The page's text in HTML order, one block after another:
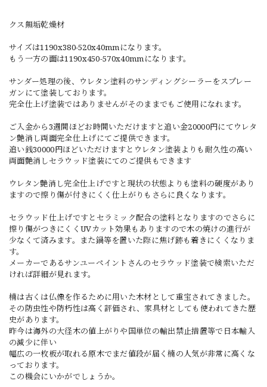
クス無垢乾燥材
サイズは1190x380-520x40mmになります。
もう一方の面は1190x450-570x40mmになります。
サンダー処理の後、ウレタン塗料のサンディングシーラーをスプレー
ガンにて塗装しております。
完全仕上げ塗装ではありませんがそのままでもご使用になれます。
ご入金から3週間ほどお時間いただけますと追い金20000円にてウレタ
ン艶消し両面完全仕上げにてご提供できます。
追い銭30000円ほどいただけますとウレタン塗装よりも耐久性の高い
両面艶消しセラウッド塗装にてのご提供もできます
ウレタン艶消し完全仕上げですと現状の状態よりも塗料の硬度があり
ますので擦り傷が付きにくく仕上がりもさらに良くなります。
セラウッド仕上げですとセラミック配合の塗料となりますのでさらに
擦り傷がつきにくくUVカット効果もありますので木の焼けの進行が
少なくて済みます。また鍋等を置いた際に焦げ跡も着きにくくなりま
す。
メーカーであるサンユーペイントさんのセラウッド塗装で検索いただ
ければ詳細が見れます。
楠は古くは仏像を作るために用いた木材として重宝されてきました。
その防虫性や防朽性は高く評価され、家具材としても使われてきた歴
史があります。
昨今は海外の大径木の値上がりや国単位の輸出禁止措置等で日本輸入
の減少に伴い
幅広の一枚板が取れる原木でまだ値段が届く楠の人気が非常に高くな
っております。
この機会にいかがでしょうか。